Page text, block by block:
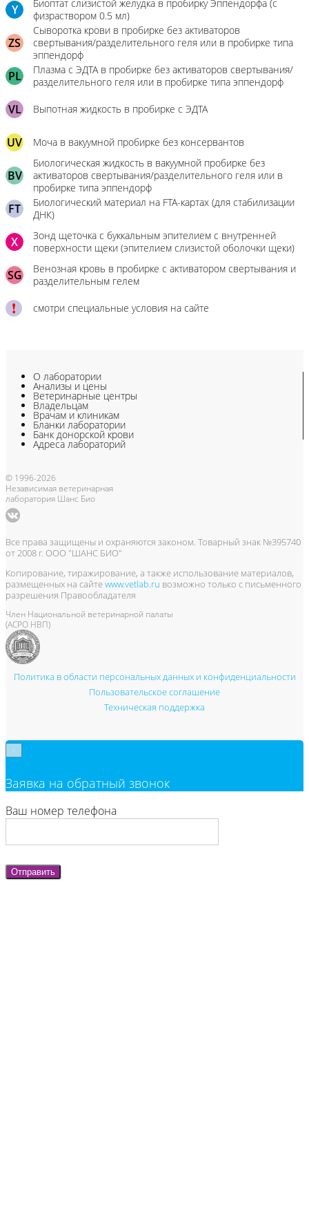
Y
Биоптат слизистой желудка в пробирку Эппендорфа (с
физраствором 0.5 мл)
ZS
Сыворотка крови в пробирке без активаторов
свертывания/разделительного геля или в пробирке типа
эппендорф
PL
Плазма с ЭДТА в пробирке без активаторов свертывания/
разделительного геля или в пробирке типа эппендорф
VL Выпотная жидкость в пробирке с ЭДТА
UV Моча в вакуумной пробирке без консервантов
BV
Биологическая жидкость в вакуумной пробирке без
активаторов свертывания/разделительного геля или в
пробирке типа эппендорф
FT
Биологический материал на FTA-картах (для стабилизации
ДНК)
X
Зонд щеточка с буккальным эпителием с внутренней
поверхности щеки (эпителием слизистой оболочки щеки)
SG
Венозная кровь в пробирке с активатором свертывания и
разделительным гелем
смотри специальные условия на сайте
О лаборатории
Анализы и цены
Ветеринарные центры
Владельцам
Врачам и клиникам
Бланки лаборатории
Банк донорской крови
Адреса лабораторий
© 1996-2026
Независимая ветеринарная
лаборатория Шанс Био
Все права защищены и охраняются законом. Товарный знак №395740
от 2008 г. ООО "ШАНС БИО"
Копирование, тиражирование, а также использование материалов,
размещенных на сайтеwww.vetlab.ru возможно только с письменного
разрешения Правообладателя
Член Национальной ветеринарной палаты
(АСРО НВП)
Политика в области персональных данных и конфиденциальности
Пользовательское соглашение
Техническая поддержка
Заявка на обратный звонок
Ваш номер телефона
Отправить